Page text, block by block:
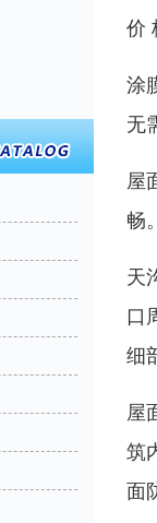
价
涂
无
屋
畅
天
口
细
屋
筑
面